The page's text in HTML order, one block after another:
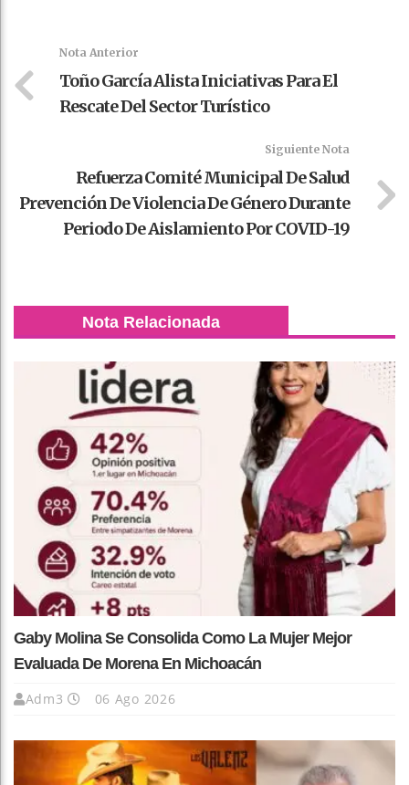
Nota Anterior
Toño García Alista Iniciativas Para El
Rescate Del Sector Turístico
Siguiente Nota
Refuerza Comité Municipal De Salud
Prevención De Violencia De Género Durante
Periodo De Aislamiento Por COVID-19
Nota Relacionada
Gaby Molina Se Consolida Como La Mujer Mejor
Evaluada De Morena En Michoacán
Adm3 06 Ago 2026